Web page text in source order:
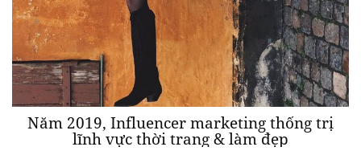
Năm 2019, Influencer marketing thống trị
lĩnh vực thời trang & làm đẹp